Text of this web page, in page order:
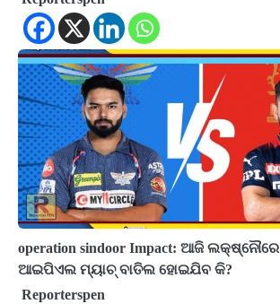
operation sindoor Impact: ଆଜି ଲକ୍ଷ୍ନୌରେ
ଆଇପିଏଲ ମ୍ୟାଚ୍ ବାତିଲ ହୋଇଯିବ କି?
Reporterspen